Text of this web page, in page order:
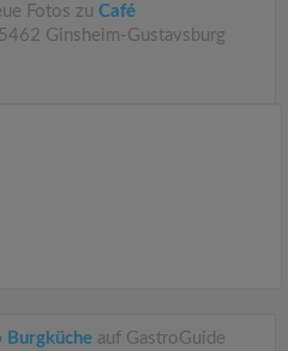
Fotos zu Café
Ginsheim-Gustavsburg
Burgküche auf GastroGuide